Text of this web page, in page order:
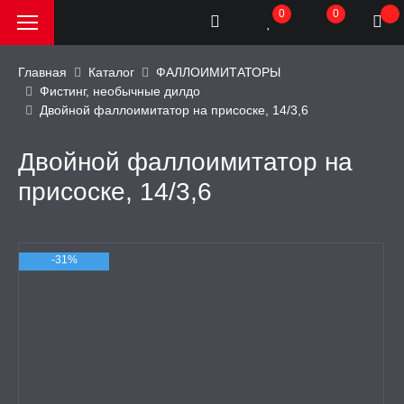
АКЦИИ и
0 0
Главная Каталог
ФАЛЛОИМИТАТОРЫ
Фистинг, необычные дилдо
Двойной фаллоимитатор на присоске, 14/3,6
Двойной фаллоимитатор на
присоске, 14/3,6
-31%